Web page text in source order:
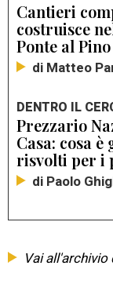
Cantieri
costruisce
Ponte al Pino
di Matteo
DENTRO IL
Prezzario
Casa: cosa
risvolti per i
di Paolo
Vai